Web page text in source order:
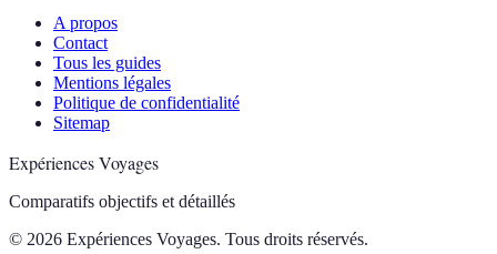
A propos
Contact
Tous les guides
Mentions légales
Politique de confidentialité
Sitemap
Expériences Voyages
Comparatifs objectifs et détaillés
© 2026 Expériences Voyages. Tous droits réservés.